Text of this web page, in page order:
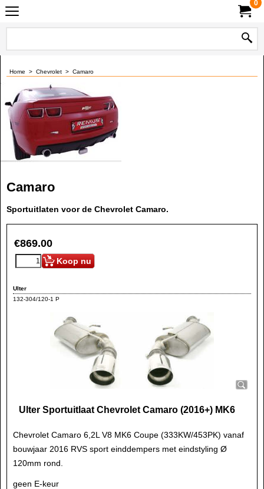
0
Home > Chevrolet > Camaro
Camaro
Sportuitlaten voor de Chevrolet Camaro.
€869.00
Koop nu
Ulter
132-304/120-1 P
Ulter Sportuitlaat Chevrolet Camaro (2016+) MK6
Chevrolet Camaro 6,2L V8 MK6 Coupe (333KW/453PK) vanaf
bouwjaar 2016 RVS sport einddempers met eindstyling Ø
120mm rond.
geen E-keur